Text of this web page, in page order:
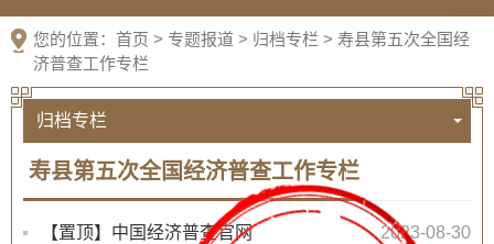
新媒体
您的位置： 首页 > 专题报道 > 归档专栏 > 寿县第五次全国经
济普查工作专栏
归档专栏
寿县第五次全国经济普查工作专栏
【置顶】中国经济普查官网 2023-08-30